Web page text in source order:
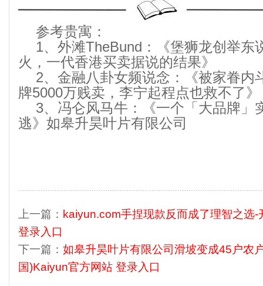
参考贵寓：
1、外滩TheBund：《堡狮龙创举东
火，一代香港买卖据说的结果》
2、金融八卦女频说念：《被家眷内
牌5000万贱卖，李宁起程点也救不了》
3、冯仑风马牛：《一个「大品牌」
逃》如皋升昊叶片有限公司
上一篇： kaiyun.com手捏现款反而成了理智之选
登录入口
下一篇： 如皋升昊叶片有限公司滑坡变成45户农
国)Kaiyun官方网站 登录入口